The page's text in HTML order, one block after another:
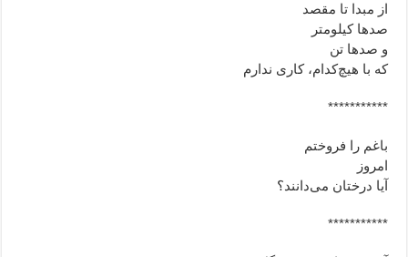
از مبدا تا مقصد
صدها کیلومتر
و صدها تن
که با هیچ‌کدام، کاری ندارم
***********
باغم را فروختم
امروز
آيا درختان مى‌دانند؟
***********